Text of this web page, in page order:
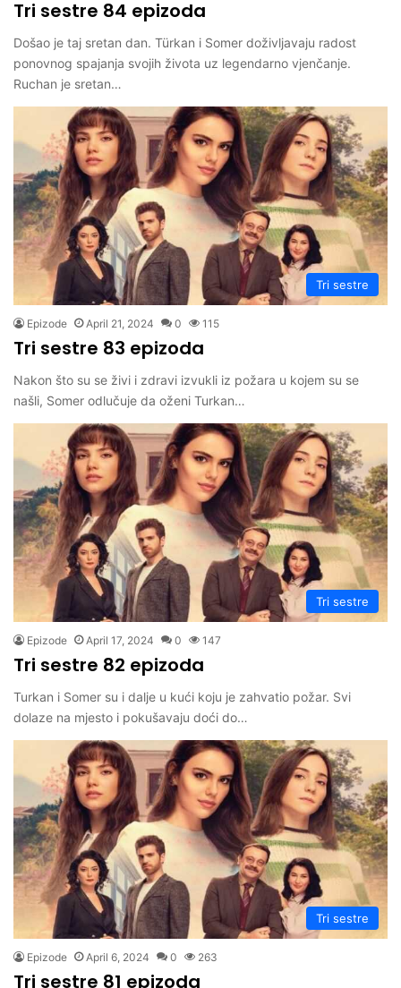
Tri sestre 84 epizoda
Došao je taj sretan dan. Türkan i Somer doživljavaju radost
ponovnog spajanja svojih života uz legendarno vjenčanje.
Ruchan je sretan…
Tri sestre
Epizode April 21, 2024 0 115
Tri sestre 83 epizoda
Nakon što su se živi i zdravi izvukli iz požara u kojem su se
našli, Somer odlučuje da oženi Turkan…
Tri sestre
Epizode April 17, 2024 0 147
Tri sestre 82 epizoda
Turkan i Somer su i dalje u kući koju je zahvatio požar. Svi
dolaze na mjesto i pokušavaju doći do…
Tri sestre
Epizode April 6, 2024 0 263
Tri sestre 81 epizoda